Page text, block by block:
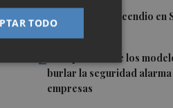
1 Controlado el incendio
(Castellón)
2 La capacidad de los
burlar la seguridad
empresas
TODO